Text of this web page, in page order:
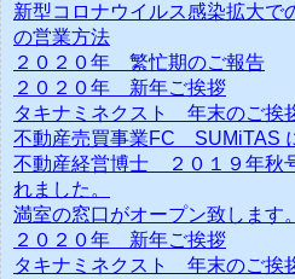
新型コロナウイルス感染拡大で
の営業方法
２０２０年 繁忙期のご報告
２０２０年 新年ご挨拶
タキナミネクスト 年末のご挨
不動産売買事業FC SUMiTAS
不動産経営博士 ２０１９年秋
れました。
満室の窓口がオープン致します。
２０２０年 新年ご挨拶
タキナミネクスト 年末のご挨